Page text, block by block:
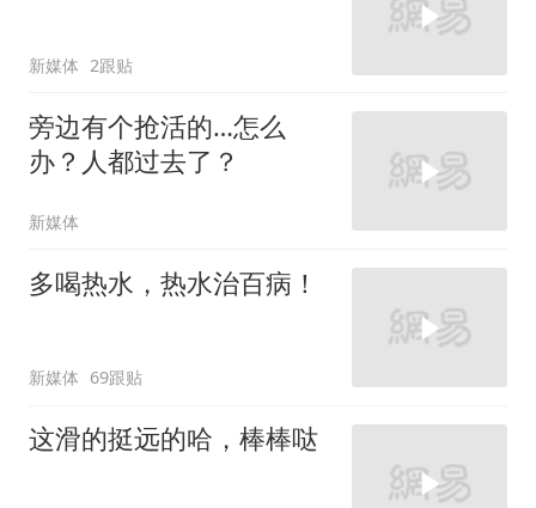
新媒体 2跟贴
旁边有个抢活的…怎么
办？人都过去了？
新媒体
多喝热水，热水治百病！
新媒体 69跟贴
这滑的挺远的哈，棒棒哒